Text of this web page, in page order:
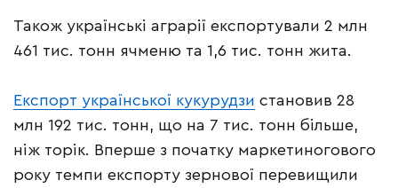
Також українські аграрії експортували 2 млн
461 тис. тонн ячменю та 1,6 тис. тонн жита.
Експорт української кукурудзи становив 28
млн 192 тис. тонн, що на 7 тис. тонн більше,
ніж торік. Вперше з початку маркетиногового
року темпи експорту зернової перевищили